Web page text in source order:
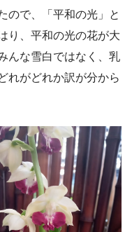
ので、「平和の光」と
り、平和の光の花が大
んな雪白ではなく、乳
れがどれか訳が分から